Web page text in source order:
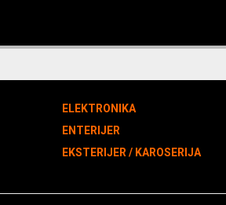
ELEKTRONIKA
ENTERIJER
EKSTERIJER / KAROSERIJA